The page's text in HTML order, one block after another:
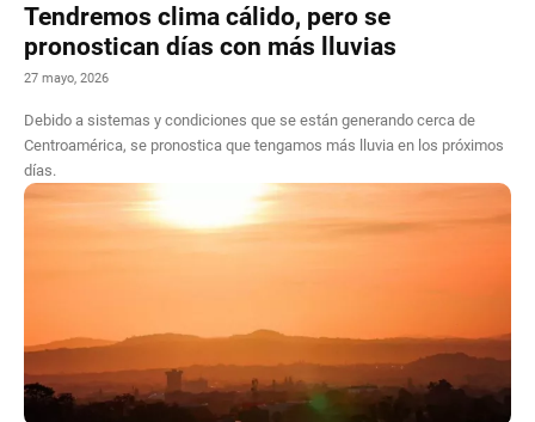
Tendremos clima cálido, pero se
pronostican días con más lluvias
27 mayo, 2026
Debido a sistemas y condiciones que se están generando cerca de
Centroamérica, se pronostica que tengamos más lluvia en los próximos
días.